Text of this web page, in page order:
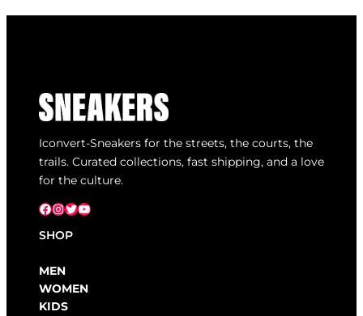
Iconvert-Sneakers for the streets, the courts, the
trails. Curated collections, fast shipping, and a love
for the culture.
Facebook InstagramX YouTube
SHOP
MEN
WOMEN
KIDS